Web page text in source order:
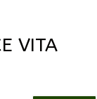
VITA